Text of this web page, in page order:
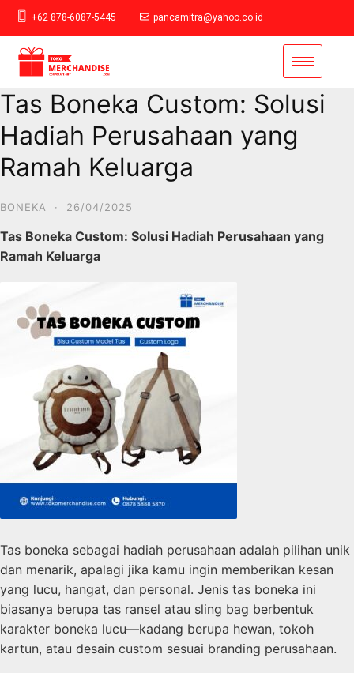
+62 878-6087-5445 pancamitra@yahoo.co.id
Tas Boneka Custom: Solusi
Hadiah Perusahaan yang
Ramah Keluarga
BONEKA · 26/04/2025
Tas Boneka Custom: Solusi Hadiah Perusahaan yang
Ramah Keluarga
Tas boneka sebagai hadiah perusahaan adalah pilihan unik
dan menarik, apalagi jika kamu ingin memberikan kesan
yang lucu, hangat, dan personal. Jenis tas boneka ini
biasanya berupa tas ransel atau sling bag berbentuk
karakter boneka lucu—kadang berupa hewan, tokoh
kartun, atau desain custom sesuai branding perusahaan.